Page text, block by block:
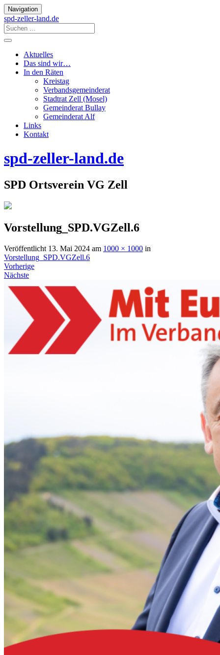
Navigation
spd-zeller-land.de
Aktuelles
Das sind wir…
In den Räten
Kreistag
Verbandsgemeinderat
Stadtrat Zell (Mosel)
Gemeinderat Bullay
Gemeinderat Alf
Links
Kontakt
spd-zeller-land.de
SPD Ortsverein VG Zell
Vorstellung_SPD.VGZell.6
Veröffentlicht 13. Mai 2024 am 1000 × 1000 in
Vorstellung_SPD.VGZell.6
Vorherige
Nächste